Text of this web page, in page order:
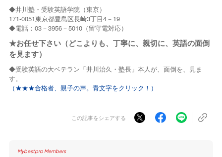
◆井川塾・受験英語学院（東京）
171-0051東京都豊島区長崎3丁目4－19
◆電話：03－3956－5010（留守電対応）
★お任せ下さい（どこよりも、丁寧に、親切に、英語の面倒
を見ます）
◆受験英語の大ベテラン「井川治久・塾長」本人が、面倒を、見ま
す。
（★★★合格者、親子の声。青文字をクリック！）
この記事をシェアする
Mybestpro Members